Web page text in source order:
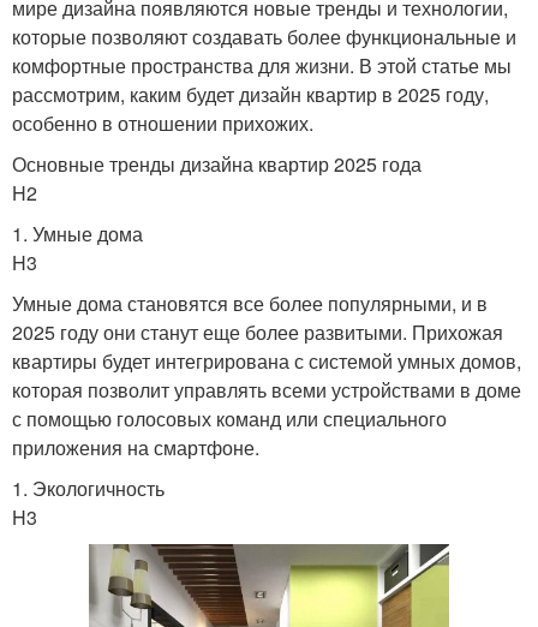
мире дизайна появляются новые тренды и технологии,
которые позволяют создавать более функциональные и
комфортные пространства для жизни. В этой статье мы
рассмотрим, каким будет дизайн квартир в 2025 году,
особенно в отношении прихожих.
Основные тренды дизайна квартир 2025 года
H2
1. Умные дома
H3
Умные дома становятся все более популярными, и в
2025 году они станут еще более развитыми. Прихожая
квартиры будет интегрирована с системой умных домов,
которая позволит управлять всеми устройствами в доме
с помощью голосовых команд или специального
приложения на смартфоне.
1. Экологичность
H3